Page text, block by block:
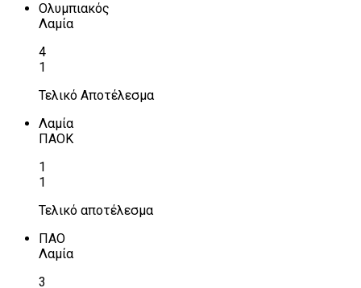
Ολυμπιακός
Λαμία
4
1
Τελικό Αποτέλεσμα
Λαμία
ΠΑΟΚ
1
1
Τελικό αποτέλεσμα
ΠΑΟ
Λαμία
3